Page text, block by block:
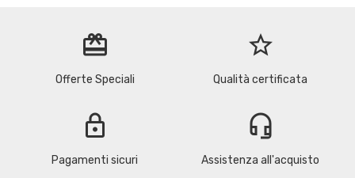
redeem
Offerte Speciali
star_border
Qualità certificata
lock
Pagamenti sicuri
headset_mic
Assistenza all'acquisto